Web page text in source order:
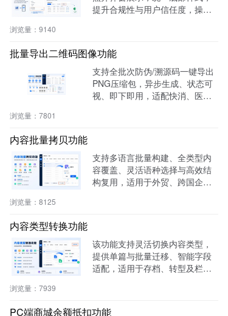
提升合规性与用户信任度，操作
浏览量： 9140
批量导出二维码图像功能
支持全批次防伪/溯源码一键导出
PNG压缩包，异步生成、状态可
视、即下即用，适配快消、医
浏览量： 7801
内容批量拷贝功能
支持多语言批量构建、全类型内
容覆盖、灵活语种选择与高效结
构复用，适用于外贸、跨国企
浏览量： 8125
内容类型转换功能
该功能支持灵活切换内容类型，
提供单篇与批量迁移、智能字段
适配，适用于存档、转型及栏目
浏览量： 7939
PC端商城余额抵扣功能